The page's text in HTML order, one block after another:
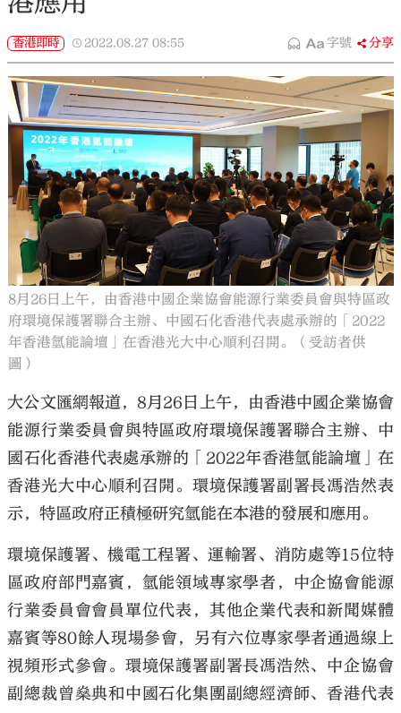
香港即時 2022.08.27 08:55 字號 分享
8月26日上午，由香港中國企業協會能源行業委員會與特區政
府環境保護署聯合主辦、中國石化香港代表處承辦的「2022
年香港氫能論壇」在香港光大中心順利召開。（受訪者供
圖）
大公文匯網報道，8月26日上午，由香港中國企業協會
能源行業委員會與特區政府環境保護署聯合主辦、中
國石化香港代表處承辦的「2022年香港氫能論壇」在
香港光大中心順利召開。環境保護署副署長馮浩然表
示，特區政府正積極研究氫能在本港的發展和應用。
環境保護署、機電工程署、運輸署、消防處等15位特
區政府部門嘉賓，氫能領域專家學者，中企協會能源
行業委員會會員單位代表，其他企業代表和新聞媒體
嘉賓等80餘人現場參會，另有六位專家學者通過線上
視頻形式參會。環境保護署副署長馮浩然、中企協會
副總裁曾燊典和中國石化集團副總經濟師、香港代表